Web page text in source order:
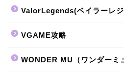
ValorLegends(ベイラーレ
VGAME攻略
WONDER MU（ワンダーミ